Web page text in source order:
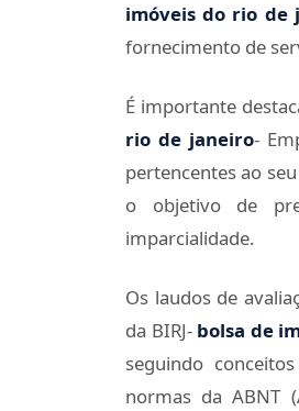
imóveis do rio de
fornecimento de
É importante
rio de janeiro-
pertencentes ao
o objetivo de
imparcialidade.
Os laudos de
da BIRJ- bolsa de
seguindo
normas da ABNT